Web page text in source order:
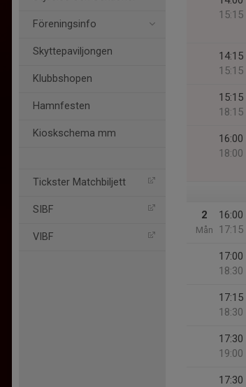
Föreningsinfo
Skyttepaviljongen
Klubbshopen
Hamnfesten
Kioskschema mm
Tickster Matchbiljett
SIBF
VIBF
15:15
14:15
15:15
15:15
18:15
16:00
18:00
2
Mån
16:00
17:15
17:00
18:30
17:15
18:30
17:30
19:00
17:30